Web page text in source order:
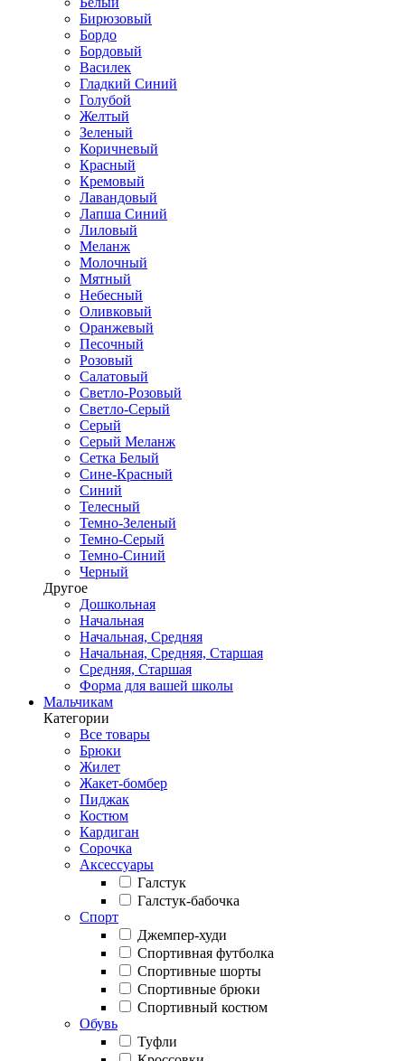
Бирюзовый
Бордо
Бордовый
Василек
Гладкий Синий
Голубой
Желтый
Зеленый
Коричневый
Красный
Кремовый
Лавандовый
Лапша Синий
Лиловый
Меланж
Молочный
Мятный
Небесный
Оливковый
Оранжевый
Песочный
Розовый
Салатовый
Светло-Розовый
Светло-Серый
Серый
Серый Меланж
Сетка Белый
Сине-Красный
Синий
Телесный
Темно-Зеленый
Темно-Серый
Темно-Синий
Черный
Другое
Дошкольная
Начальная
Начальная, Средняя
Начальная, Средняя, Старшая
Средняя, Старшая
Форма для вашей школы
Мальчикам
Категории
Все товары
Брюки
Жилет
Жакет-бомбер
Пиджак
Костюм
Кардиган
Сорочка
Аксессуары
Галстук
Галстук-бабочка
Спорт
Джемпер-худи
Спортивная футболка
Спортивные шорты
Спортивные брюки
Спортивный костюм
Обувь
Туфли